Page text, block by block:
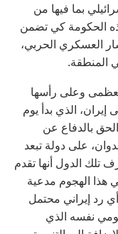
بما فيها من
الحكومة كي تضمن
العسكري الحربي،
المنطقة.
وعلى رأسها
إيران، الذي بدأ يوم
بالدفاع عن
على دولة تبعد
متر. وتعترف تلك الدول أنها تقدم
هذا الهجوم مدعية
رد إيراني محتمل
نفسه الذي